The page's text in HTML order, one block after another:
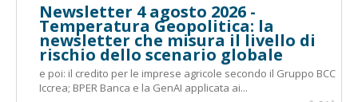
Newsletter 4 agosto 2026 -
Temperatura Geopolitica: la
newsletter che misura il livello di
rischio dello scenario globale
e poi: il credito per le imprese agricole secondo il Gruppo BCC
Iccrea; BPER Banca e la GenAI applicata ai...